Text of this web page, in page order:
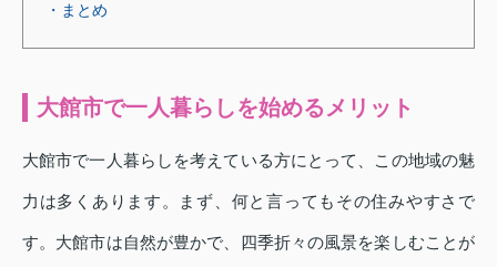
・まとめ
大館市で一人暮らしを始めるメリット
大館市で一人暮らしを考えている方にとって、この地域の魅
力は多くあります。まず、何と言ってもその住みやすさで
す。大館市は自然が豊かで、四季折々の風景を楽しむことが